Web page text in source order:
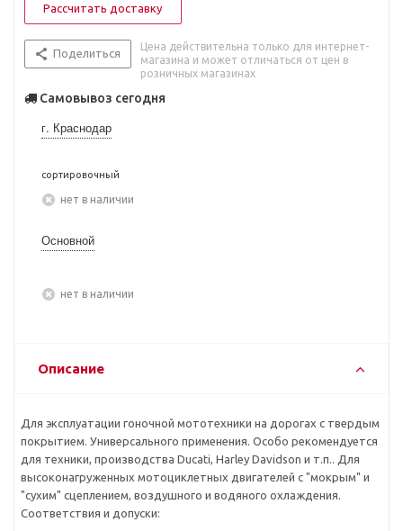
Рассчитать доставку
Поделиться
Цена действительна только для интернет-
магазина и может отличаться от цен в
розничных магазинах
Самовывоз сегодня
г. Краснодар
сортировочный
Нет в наличии
Основной
Нет в наличии
Описание
Для эксплуатации гоночной мототехники на дорогах с твердым
покрытием. Универсального применения. Особо рекомендуется
для техники, производства Ducati, Harley Davidson и т.п.. Для
высоконагруженных мотоциклетных двигателей с "мокрым" и
"сухим" сцеплением, воздушного и водяного охлаждения.
Соответствия и допуски: